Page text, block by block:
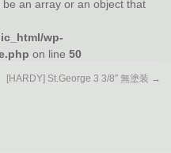
an array or an object that
wp-
on line50
[HARDY] St.George 3 3/8″ 無塗装 →